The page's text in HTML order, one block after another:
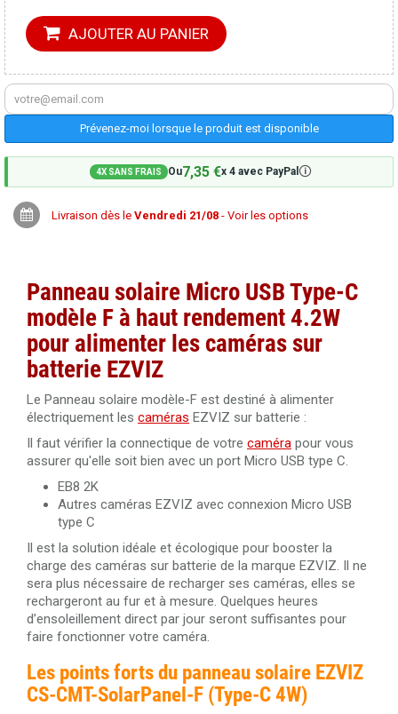
AJOUTER AU PANIER
Prévenez-moi lorsque le produit est disponible
4X SANS FRAIS Ou7,35 €x 4 avec PayPal🛈
Livraison dès le Vendredi 21/08 - Voir les options
Panneau solaire Micro USB Type-C
modèle F à haut rendement 4.2W
pour alimenter les caméras sur
batterie EZVIZ
Le Panneau solaire modèle-F est destiné à alimenter
électriquement les caméras EZVIZ sur batterie :
Il faut vérifier la connectique de votre caméra pour vous
assurer qu'elle soit bien avec un port Micro USB type C.
EB8 2K
Autres caméras EZVIZ avec connexion Micro USB
type C
Il est la solution idéale et écologique pour booster la
charge des caméras sur batterie de la marque EZVIZ. Il ne
sera plus nécessaire de recharger ses caméras, elles se
rechargeront au fur et à mesure. Quelques heures
d’ensoleillement direct par jour seront suffisantes pour
faire fonctionner votre caméra.
Les points forts du panneau solaire EZVIZ
CS-CMT-SolarPanel-F (Type-C 4W)